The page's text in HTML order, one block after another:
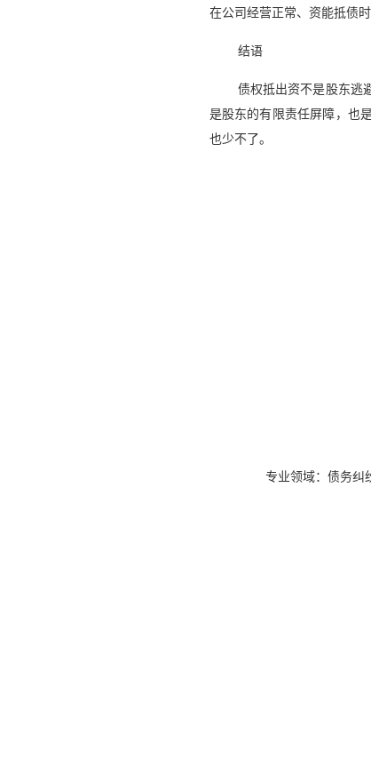
在公司经营正常、资能抵债
结语
债权抵出资不是股东逃
是股东的有限责任屏障，也
也少不了。
专业领域：债务纠